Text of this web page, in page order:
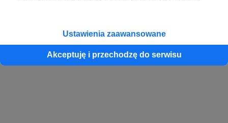
Ustawienia zaawansowane
Akceptuję i przechodzę do serwisu
konta przez osobę niepełnoletnią” dostępny w regulaminie Patronite.pl